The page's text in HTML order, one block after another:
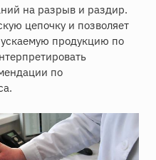
на разрыв и раздир.
цепочку и позволяет
продукцию по
по